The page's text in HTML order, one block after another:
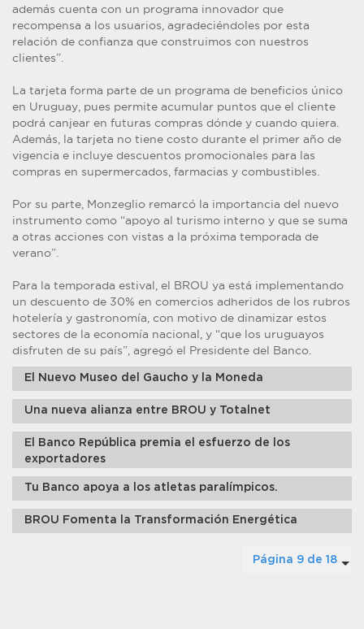
además cuenta con un programa innovador que
recompensa a los usuarios, agradeciéndoles por esta
relación de confianza que construimos con nuestros
clientes”.
La tarjeta forma parte de un programa de beneficios único
en Uruguay, pues permite acumular puntos que el cliente
podrá canjear en futuras compras dónde y cuando quiera.
Además, la tarjeta no tiene costo durante el primer año de
vigencia e incluye descuentos promocionales para las
compras en supermercados, farmacias y combustibles.
Por su parte, Monzeglio remarcó la importancia del nuevo
instrumento como “apoyo al turismo interno y que se suma
a otras acciones con vistas a la próxima temporada de
verano”.
Para la temporada estival, el BROU ya está implementando
un descuento de 30% en comercios adheridos de los rubros
hotelería y gastronomía, con motivo de dinamizar estos
sectores de la economía nacional, y “que los uruguayos
disfruten de su país”, agregó el Presidente del Banco.
El Nuevo Museo del Gaucho y la Moneda
Una nueva alianza entre BROU y Totalnet
El Banco República premia el esfuerzo de los
exportadores
Tu Banco apoya a los atletas paralímpicos.
BROU Fomenta la Transformación Energética
Página 9 de 18